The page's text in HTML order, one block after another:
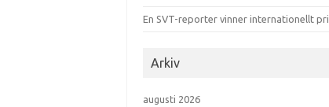
En SVT-reporter vinner internationellt
Arkiv
augusti 2026